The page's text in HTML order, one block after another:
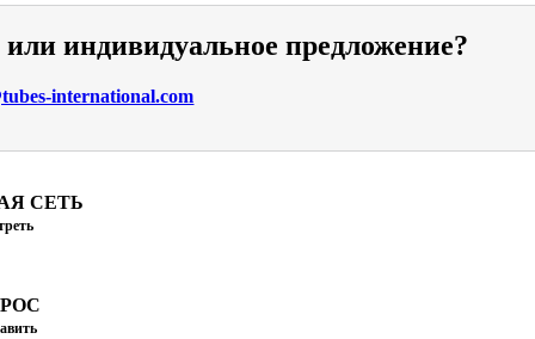
индивидуальное предложение?
international.com
СЕТЬ